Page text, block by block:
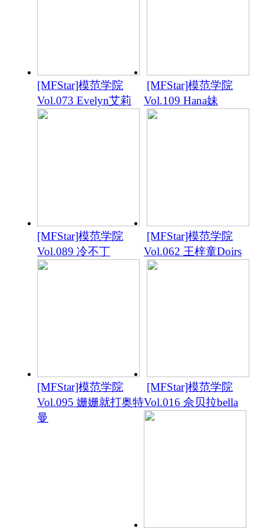
[MFStar]模范学院
Vol.073 Evelyn艾莉
[MFStar]模范学院
Vol.109 Hana妹
[MFStar]模范学院
Vol.089 冷不丁
[MFStar]模范学院
Vol.062 王梓童Doirs
[MFStar]模范学院
Vol.095 姗姗就打奥特
曼
[MFStar]模范学院
Vol.016 佘贝拉bella